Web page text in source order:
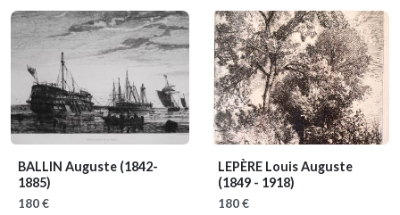
BALLIN Auguste (1842-
1885)
180 €
LEPÈRE Louis Auguste
(1849 - 1918)
180 €